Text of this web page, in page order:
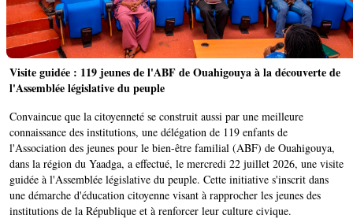
Visite guidée : 119 jeunes de l'ABF de Ouahigouya à la découverte de
l'Assemblée législative du peuple
Convaincue que la citoyenneté se construit aussi par une meilleure
connaissance des institutions, une délégation de 119 enfants de
l'Association des jeunes pour le bien-être familial (ABF) de Ouahigouya,
dans la région du Yaadga, a effectué, le mercredi 22 juillet 2026, une visite
guidée à l'Assemblée législative du peuple. Cette initiative s'inscrit dans
une démarche d'éducation citoyenne visant à rapprocher les jeunes des
institutions de la République et à renforcer leur culture civique.